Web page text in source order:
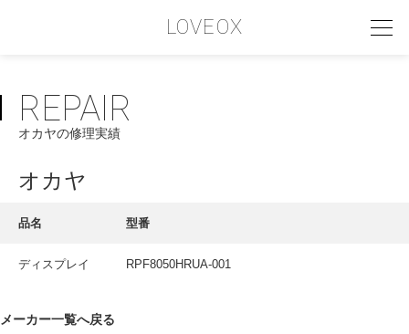
LOVEOX
PHILOSOPHY
フィロソフィー
COMPANY PROFILE
INTERVIEW
REPAIR
オカヤの修理実績
オカヤ
品名 型番
ディスプレイ RPF8050HRUA-001
メーカー一覧へ戻る